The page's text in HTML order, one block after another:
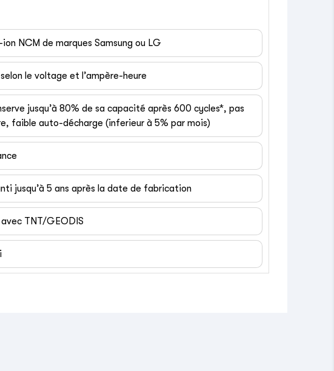
NCM de marques Samsung ou LG
le voltage et l’ampère-heure
jusqu’à 80% de sa capacité après 600 cycles*, pas
faible auto-décharge (inferieur à 5% par mois)
jusqu’à 5 ans après la date de fabrication
TNT/GEODIS